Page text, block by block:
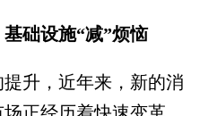
础设施“减”烦恼
升，近年来，新的消